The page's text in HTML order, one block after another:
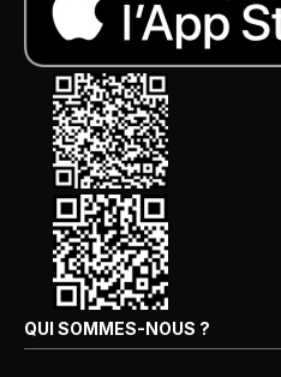
QUI SOMMES-NOUS ?